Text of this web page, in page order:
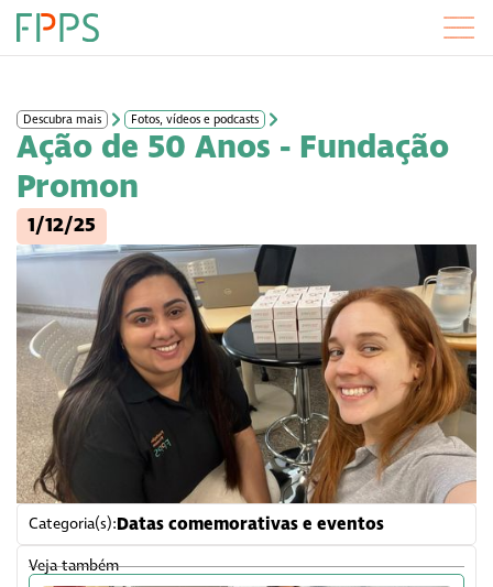
Descubra mais Fotos, vídeos e podcasts
Ação de 50 Anos - Fundação
Promon
1/12/25
Categoria(s):Datas comemorativas e eventos
Veja também